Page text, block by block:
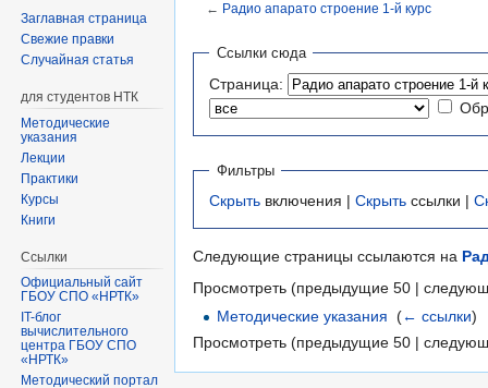
← Радио апарато строение 1-й курс
Перейти
навигации
Перейти
поиску
Ссылки сюда
Страница:
Фильтры
Скрыть включения | Скрыть ссылки |
Следующие страницы ссылаются на
Просмотреть (предыдущие 50 |
Методические указания ‎(← ссылки)
Просмотреть (предыдущие 50 |
Заглавная страница
Свежие правки
Случайная статья
для студентов НТК
Методические
указания
Лекции
Практики
Курсы
Книги
Ссылки
Официальный сайт
ГБОУ СПО «НРТК»
IT-блог
вычислительного
центра ГБОУ СПО
«НРТК»
Методический портал